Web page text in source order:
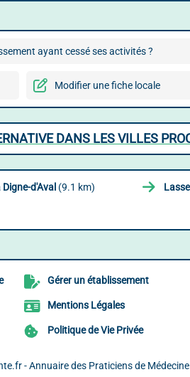
ayant cessé ses activités ?
Modifier une fiche locale
DANS LES VILLES
Digne-d'Aval (9.1 km)
Gérer un établissement
Mentions Légales
Politique de Vie Privée
- Annuaire des Praticiens de